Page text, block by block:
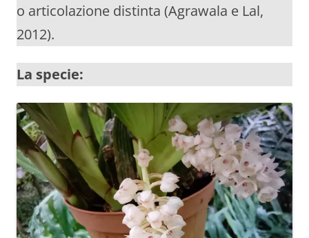
o articolazione distinta (Agrawala e Lal,
2012).
La specie: